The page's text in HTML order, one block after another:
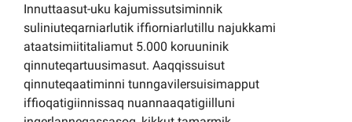
Innuttaasut-uku kajumissutsiminnik
suliniuteqarniarlutik iffiorniarlutillu najukkami
ataatsimiititaliamut 5.000 koruuninik
qinnuteqartuusimasut. Aaqqissuisut
qinnuteqaatiminni tunngavilersuisimapput
iffioqatigiinnissaq nuannaaqatigiilluni